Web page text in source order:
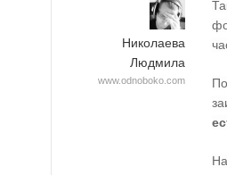
Николаева
Людмила
www.odnoboko.com